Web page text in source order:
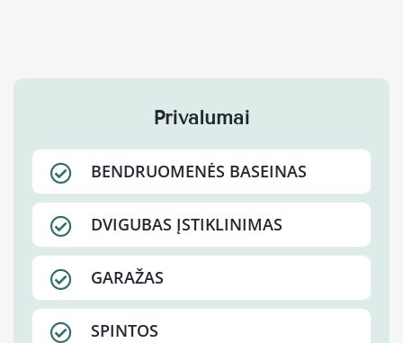
Privalumai
BENDRUOMENĖS BASEINAS
DVIGUBAS ĮSTIKLINIMAS
GARAŽAS
SPINTOS